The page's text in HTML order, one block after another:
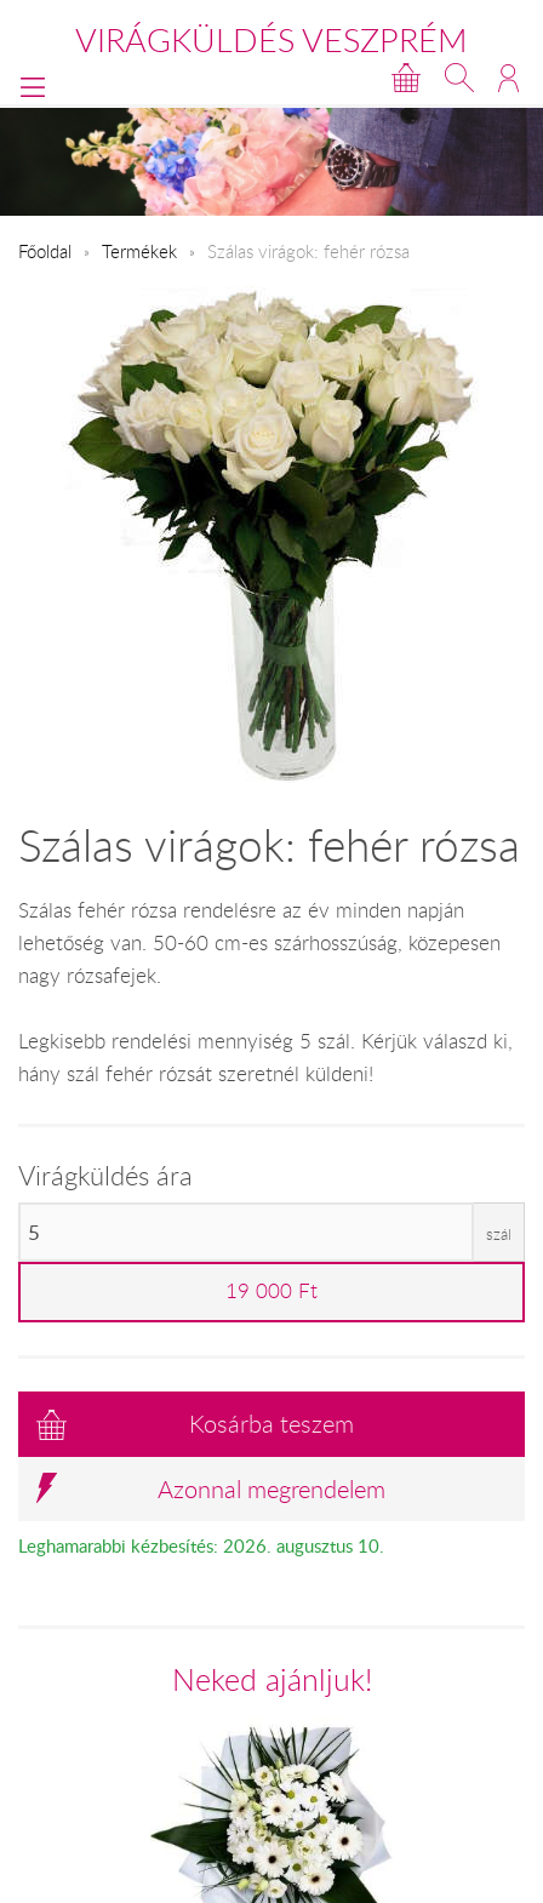
VIRÁGKÜLDÉS VESZPRÉM
Főoldal Termékek Szálas virágok: fehér rózsa
Szálas virágok: fehér rózsa
Szálas fehér rózsa rendelésre az év minden napján
lehetőség van. 50-60 cm-es szárhosszúság, közepesen
nagy rózsafejek.
Legkisebb rendelési mennyiség 5 szál. Kérjük válaszd ki,
hány szál fehér rózsát szeretnél küldeni!
Virágküldés ára
szál
19 000 Ft
Kosárba teszem
Azonnal megrendelem
Leghamarabbi kézbesítés: 2026. augusztus 10.
Neked ajánljuk!